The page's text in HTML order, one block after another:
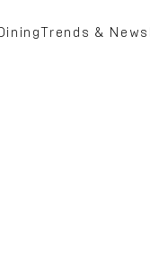
Trends & News